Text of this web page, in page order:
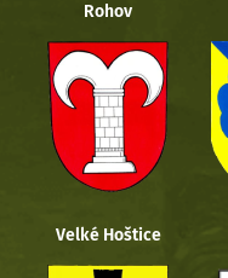
Rohov
Velké Hoštice